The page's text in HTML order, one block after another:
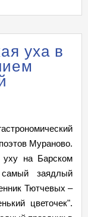
уха в
Мураново.
на Барском
заядлый
Тютчевых –
цветочек".